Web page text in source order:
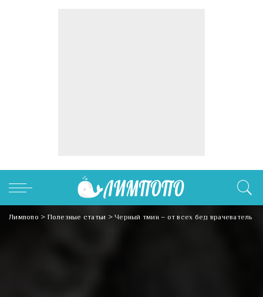
Лимпопо > Полезные статьи >Черный тмин – от всех бед врачеватель